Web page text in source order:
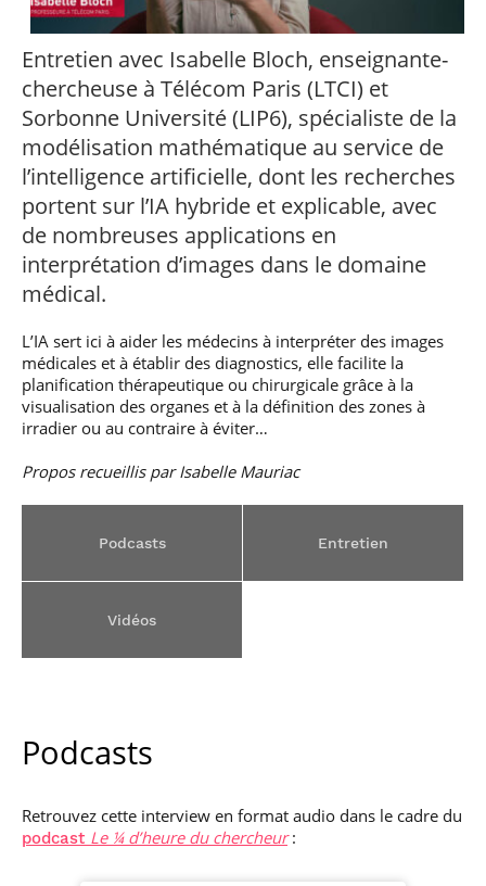
S’engager à Télécom
Paris
Numérique
élèves impliqués
Parcours Numérique
Responsable
Enquête 1er emploi
Corps des Mines
Double Diplôme
donnant accès aux
Corps techniques de
l’État
Artificielle en
alternance
(admissions closes)
Expert
cybersécurité des
réseaux et des
systèmes
d’information
Intelligence
Artificielle – Expert
Data & MLops
Intelligence
Artificielle
autonome
Je suis élève en
situation de
handicap, comment
faire ?
Vous êtes admis,
préparez votre
arrivée
Financement
Entreprises &
solutions Mastère
Spécialisé
Événements des
formations de
Mastère Spécialisé
professionnel
• Journaliste
• Diplômé
• Créateur d’entreprise
Entretien avec Isabelle Bloch, enseignante-
chercheuse à Télécom Paris (LTCI) et
Sorbonne Université (LIP6), spécialiste de la
modélisation mathématique au service de
l’intelligence artificielle, dont les recherches
portent sur l’IA hybride et explicable, avec
de nombreuses applications en
interprétation d’images dans le domaine
médical.
L’IA sert ici à aider les médecins à interpréter des images
médicales et à établir des diagnostics, elle facilite la
planification thérapeutique ou chirurgicale grâce à la
visualisation des organes et à la définition des zones à
irradier ou au contraire à éviter…
Propos recueillis par Isabelle Mauriac
Podcasts Entretien
Vidéos
Podcasts
Retrouvez cette interview en format audio dans le cadre du
podcast Le ¼ d’heure du chercheur: